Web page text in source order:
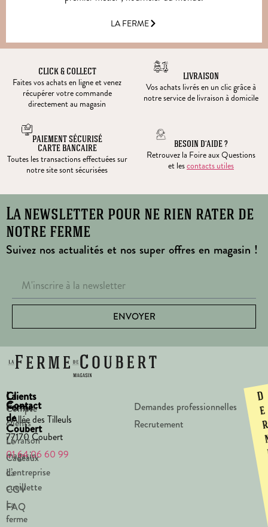
LA FERME
CLICK & COLLECT
Faites vos achats en ligne et venez
récupérer votre commande
directement au magasin
LIVRAISON
Vos achats livrés en un clic grâce à
notre service de livraison à domicile
PAIEMENT SÉCURISÉ
CARTE BANCAIRE
Toutes les transactions effectuées sur
notre site sont sécurisées
BESOIN D’AIDE ?
Retrouvez la Foire aux Questions
et lescontacts utiles
La newsletter pour ne rien rater de
notre ferme
Suivez nos actualités et nos super offres en magasin !
ENVOYER
La
Ferme
de
Coubert
Le
magasin
La
cueillette
La
ferme
Clients
Compte
clients
Livraison
Cadeaux
d’entreprise
CGV
FAQ
Contact
1 Allée des Tilleuls
77170 Coubert
01 64 06 60 99
Demandes professionnelles
Recrutement
D
e